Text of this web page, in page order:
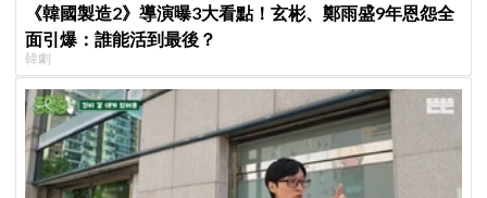
《韓國製造2》導演曝3大看點！玄彬、鄭雨盛9年恩怨全
面引爆：誰能活到最後？
韓劇